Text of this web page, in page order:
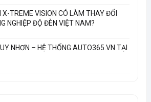
X-TREME VISION CÓ LÀM THAY ĐỔI
NGHIỆP ĐỘ ĐÈN VIỆT NAM?
NHƠN – HỆ THỐNG AUTO365.VN TẠI